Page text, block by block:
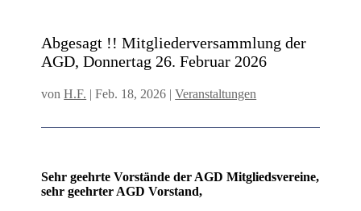
Abgesagt !! Mitgliederversammlung der
AGD, Donnertag 26. Februar 2026
vonH.F. |Feb. 18, 2026 |Veranstaltungen
Sehr geehrte Vorstände der AGD Mitgliedsvereine,
sehr geehrter AGD Vorstand,